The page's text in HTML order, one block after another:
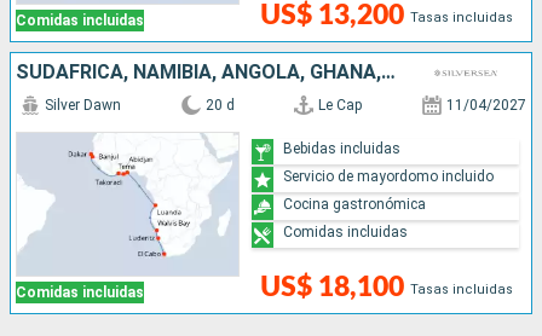
Comidas incluidas US$ 13,200 Tasas incluidas
SUDAFRICA, NAMIBIA, ANGOLA, GHANA, COSTA DE MARFIL, REINO UNIDO, SENEGAL
Comidas incluidas
Silver Dawn 20 d Le Cap 11/04/2027
US$ 18,100 Tasas incluidas
Bebidas incluidas
Servicio de mayordomo incluido
Cocina gastronómica
Comidas incluidas